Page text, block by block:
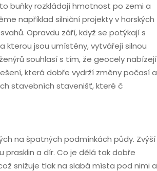
buňky rozkládají hmotnost po zemi a
například silniční projekty v horských
Opravdu září, když se potýkají s
kterou jsou umístěny, vytvářejí silnou
souhlasí s tím, že geocely nabízejí
která dobře vydrží změny počasí a
stavebních stavenišť, které č
na špatných podmínkách půdy. Zvýší
a dír. Co je dělá tak dobře
snižuje tlak na slabá místa pod nimi a